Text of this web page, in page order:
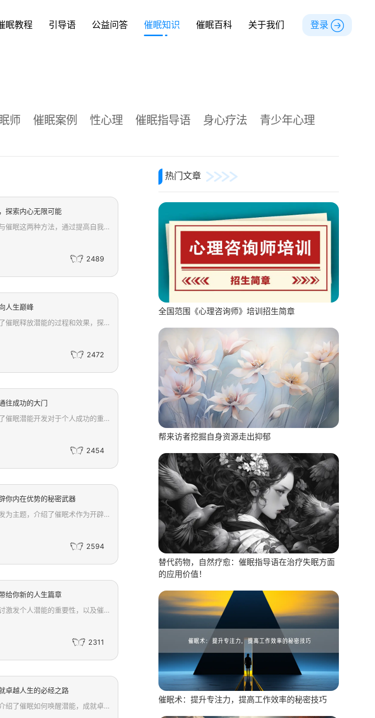
眠教程 引导语 公益问答 催眠知识 催眠百科 关于我们 登录
师 催眠案例 性心理 催眠指导语 身心疗法
青少年心理
探索内心无限可能
本文介绍了潜能开发与催眠这两种方法，通过提高自我意识和进入深度放松状态，帮助我们探索内心无限可能。了解潜能开发与催眠可以帮助我们认识自己的潜能和优势，克服内心的障碍，建立积极的心态和健康的生活方式。通过适当的指导和坚持，我们可以释放出内在的力量，实现个人的成长和发展。
2489
人生巅峰
简要描述：本文介绍了催眠释放潜能的过程和效果，探讨了催眠与潜意识的关系，以及催眠在个人成长和职业发展中的应用。同时强调了催眠对于改变思维模式、调整情绪状态和提升自信力的重要性，为读者提供了一种迈向人生巅峰的有效工具和技术。
2472
往成功的大门
简要描述：本文介绍了催眠潜能开发对于个人成功的重要性和作用。讲述了催眠的定义、催眠潜能开发的过程和效果，并强调了催眠师和个体之间的合作和信任关系的重要性。通过催眠潜能开发，个人可以突破内心的限制，提高工作效率、改善生活质量，最终实现个人的成功。
2454
你内在优势的秘密武器
本文以催眠与潜能开发为主题，介绍了催眠术作为开辟内在优势的秘密武器的重要作用。通过催眠，我们可以深入潜意识，激发和释放内在的潜能，从而提升个人能力和素质。文章中强调了催眠与潜能开发的紧密联系，并提醒读者寻找专业的催眠师进行指导，以达到最佳的潜能开发效果。
2594
给你新的人生篇章
简要描述：本文将探讨激发个人潜能的重要性，以及催眠如何带给我们全新的人生篇章。通过深入了解催眠的原理和方法，我们可以利用其神奇力量来改变我们的思维模式、克服困难、提升自我，从而开启一段充满成就和幸福的新旅程。
2311
卓越人生的必经之路
本文简要描述：本文介绍了催眠如何唤醒潜能，成就卓越人生的必经之路。通过解释催眠的原理，探讨催眠对潜意识的影响以及如何利用催眠来实现目标，帮助读者了解和应用催眠术。同时，本文强调了使用催眠时需要谨慎和专业，并列出了与催眠相关的关键词，方便读者更好地理解和收录文章内容。
热门文章
全国范围《心理咨询师》培训招生简章
帮来访者挖掘自身资源走出抑郁
替代药物，自然疗愈：催眠指导语在治疗失眠方面
的应用价值！
催眠术：提升专注力，提高工作效率的秘密技巧